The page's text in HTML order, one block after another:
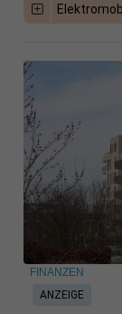
ANZEIGE
FINANZEN